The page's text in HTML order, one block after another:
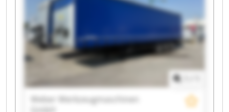
Weber Werkzeugmaschinen